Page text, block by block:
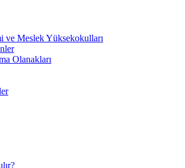
Meslek Yüksekokulları
Olanakları